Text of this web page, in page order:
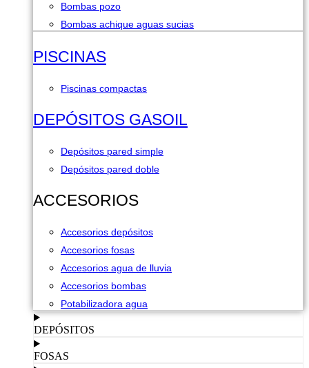
Bombas pozo
Bombas achique aguas sucias
PISCINAS
Piscinas compactas
DEPÓSITOS GASOIL
Depósitos pared simple
Depósitos pared doble
ACCESORIOS
Accesorios depósitos
Accesorios fosas
Accesorios agua de lluvia
Accesorios bombas
Potabilizadora agua
DEPÓSITOS
FOSAS